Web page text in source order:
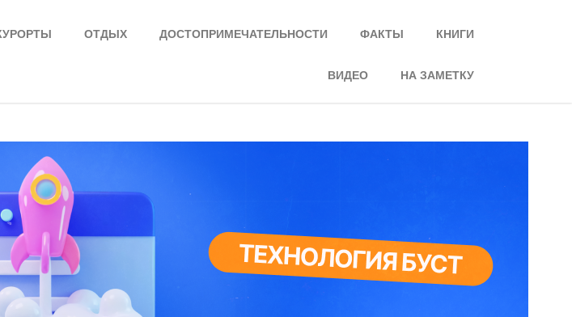
ОТДЫХ ДОСТОПРИМЕЧАТЕЛЬНОСТИ ФАКТЫ КНИГИ
ВИДЕО НА ЗАМЕТКУ